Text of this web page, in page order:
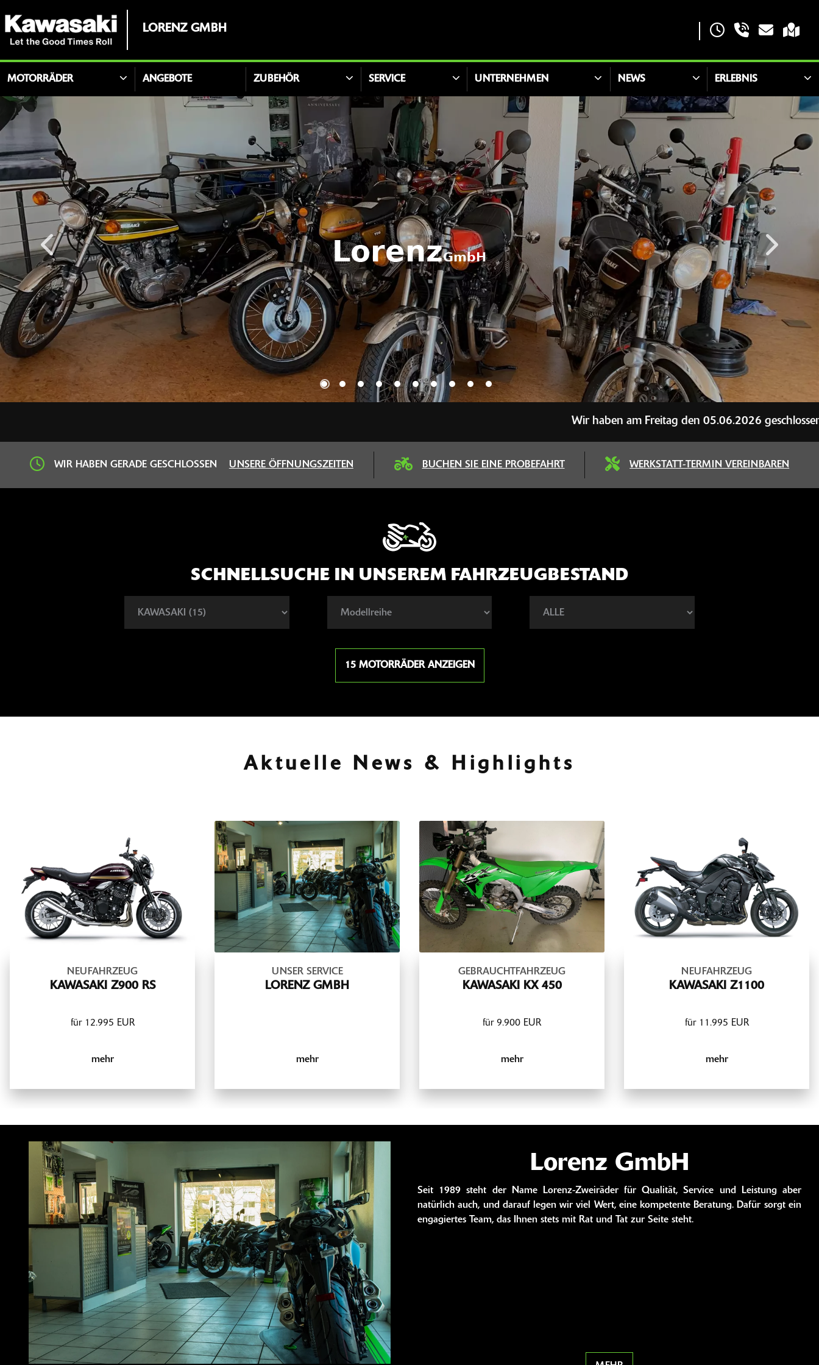
LORENZ GMBH
MOTORRÄDER ANGEBOTE ZUBEHÖR SERVICE UNTERNEHMEN NEWS ERLEBNIS
Wir haben am Freitag den 05.06.2026 geschlossen
WIR HABEN GERADE GESCHLOSSEN UNSERE ÖFFNUNGSZEITEN BUCHEN SIE EINE PROBEFAHRT WERKSTATT-TERMIN VEREINBAREN
SCHNELLSUCHE IN UNSEREM FAHRZEUGBESTAND
15 MOTORRÄDER ANZEIGEN
Aktuelle News & Highlights
NEUFAHRZEUG
KAWASAKI Z900 RS
für 12.995 EUR
mehr
UNSER SERVICE
LORENZ GMBH
mehr
GEBRAUCHTFAHRZEUG
KAWASAKI KX 450
für 9.900 EUR
mehr
NEUFAHRZEUG
KAWASAKI Z1100
für 11.995 EUR
mehr
Lorenz GmbH
Seit 1989 steht der Name Lorenz-Zweiräder für Qualität, Service und Leistung aber
natürlich auch, und darauf legen wir viel Wert, eine kompetente Beratung. Dafür sorgt ein
engagiertes Team, das Ihnen stets mit Rat und Tat zur Seite steht.